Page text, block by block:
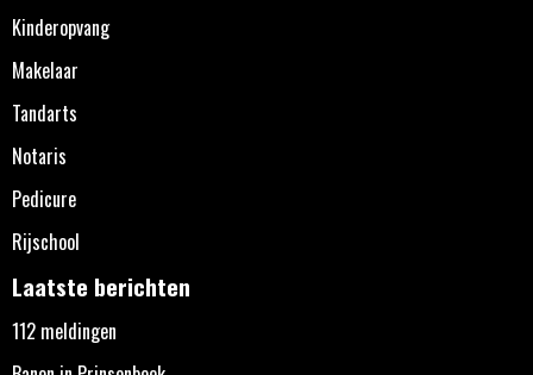
Kinderopvang
Makelaar
Tandarts
Notaris
Pedicure
Rijschool
Laatste berichten
112 meldingen